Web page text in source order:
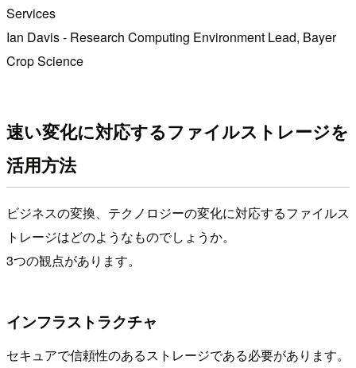
Services
Ian Davis - Research Computing Environment Lead, Bayer
Crop Science
速い変化に対応するファイルストレージを
活用方法
ビジネスの変換、テクノロジーの変化に対応するファイルス
トレージはどのようなものでしょうか。
3つの観点があります。
インフラストラクチャ
セキュアで信頼性のあるストレージである必要があります。